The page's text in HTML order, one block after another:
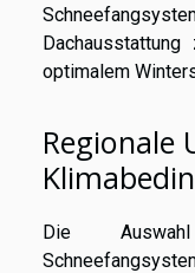
optimalem
Regionale
Die